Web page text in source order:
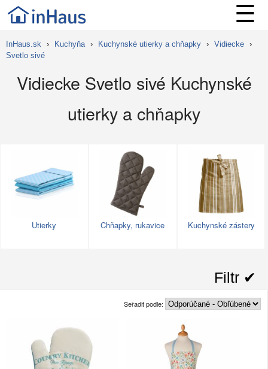
☰
InHaus.sk › Kuchyňa › Kuchynské utierky a chňapky › Vidiecke ›
Svetlo sivé
Vidiecke Svetlo sivé Kuchynské
utierky a chňapky
Utierky Chňapky, rukavice Kuchynské zástery
Filtr ✔︎
Seřadit podle: